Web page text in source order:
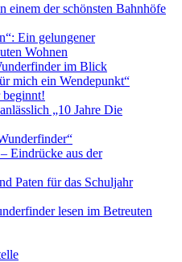
einem der schönsten Bahnhöfe
Ein gelungener
Wohnen
im Blick
mich ein Wendepunkt“
beginnt!
„10 Jahre Die
Eindrücke aus der
Paten für das Schuljahr
lesen im Betreuten